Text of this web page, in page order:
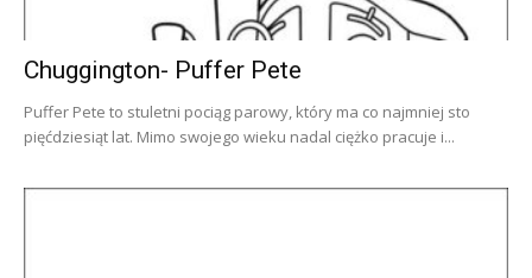
Chuggington- Puffer Pete
Puffer Pete to stuletni pociąg parowy, który ma co najmniej sto
pięćdziesiąt lat. Mimo swojego wieku nadal ciężko pracuje i...